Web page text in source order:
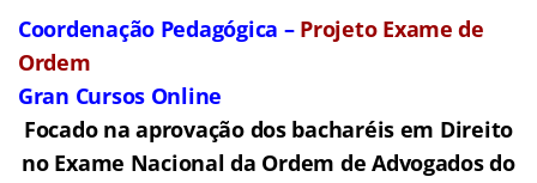
Coordenação Pedagógica – Projeto Exame de
Ordem
Gran Cursos Online
Focado na aprovação dos bacharéis em Direito
no Exame Nacional da Ordem de Advogados do